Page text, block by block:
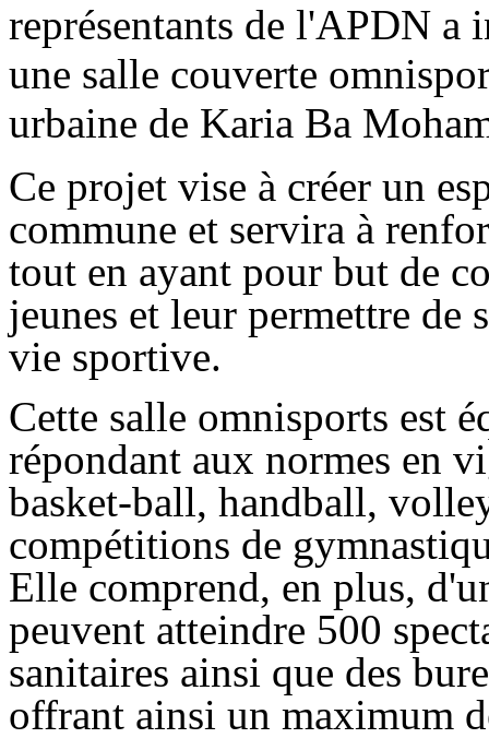
représentants de l'APDN a
une salle couverte
urbaine de Karia Ba
Ce projet vise à créer un
commune et servira à
tout en ayant pour but de
jeunes et leur permettre de
vie sportive.
Cette salle omnisports est
répondant aux normes en
basket-ball, handball,
compétitions de
Elle comprend, en plus,
peuvent atteindre 500
sanitaires ainsi que des
offrant ainsi un maximum